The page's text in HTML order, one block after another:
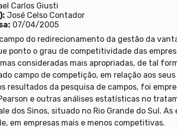
Carlos Giusti
José Celso Contador
07/04/2005
do redirecionamento da gestão da
ponto o grau de competitividade das
consideradas mais apropriadas, de tal
campo de competição, em relação aos
resultados da pesquisa de campos, foi
e outras análises estatísticas no
dos Sinos, situado no Rio Grande do Sul.
em empresas mais e menos competitivas.